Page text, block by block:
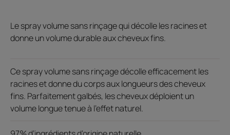
Le spray volume sans rinçage qui décolle les racines et
donne un volume durable aux cheveux fins.
Ce spray volume sans rinçage décolle efficacement les
racines et donne du corps aux longueurs des cheveux
fins. Parfaitement galbés, les cheveux déploient un
volume longue tenue à l'effet naturel.